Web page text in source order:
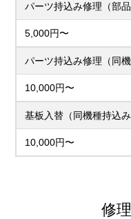
パーツ持込み修理（部
5,000円〜
パーツ持込み修理（同機
10,000円〜
基板入替（同機種持込み
10,000円〜
修